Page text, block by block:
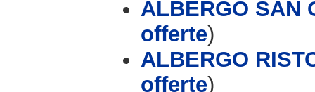
ALBERGO SAN
offerte)
ALBERGO
offerte)